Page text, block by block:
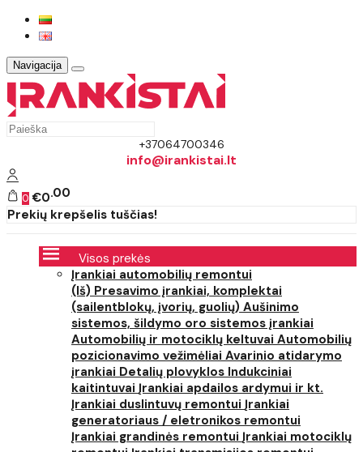
Navigacija
+37064700346
info@irankistai.lt
0 €0 00
Prekių krepšelis tuščias!
Visos prekės
Įrankiai automobilių remontui
(Iš) Presavimo įrankiai, komplektai
(sailentblokų, įvorių, guolių) Aušinimo
sistemos, šildymo oro sistemos įrankiai
Automobilių ir motociklų keltuvai Automobilių
pozicionavimo vežimėliai Avarinio atidarymo
įrankiai Detalių plovyklos Indukciniai
kaitintuvai Įrankiai apdailos ardymui ir kt.
Įrankiai duslintuvų remontui Įrankiai
generatoriaus / eletronikos remontui
Įrankiai grandinės remontui Įrankiai motociklų